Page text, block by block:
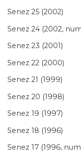
Senez 25 (2002)
Senez 24 (2002,
Senez 23 (2001)
Senez 22 (2000)
Senez 21 (1999)
Senez 20 (1998)
Senez 19 (1997)
Senez 18 (1996)
Senez 17 (1996,